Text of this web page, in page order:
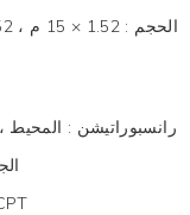
الحجم : 1.52 × 15 م ، 1.52 * 15 م
Ranرانسبوراتيشن : المحيط